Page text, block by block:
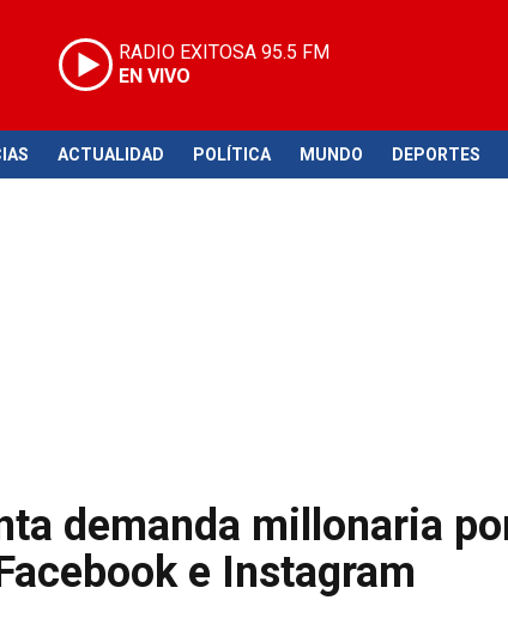
RADIO EXITOSA 95.5 FM
EN VIVO
ACTUALIDAD POLÍTICA MUNDO DEPORTES
demanda millonaria
e Instagram